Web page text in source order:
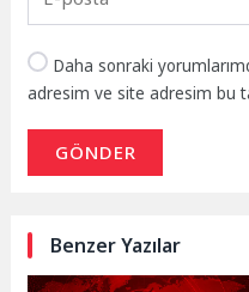
Daha sonraki
adresim ve site adresim bu
GÖNDER
Benzer Yazılar